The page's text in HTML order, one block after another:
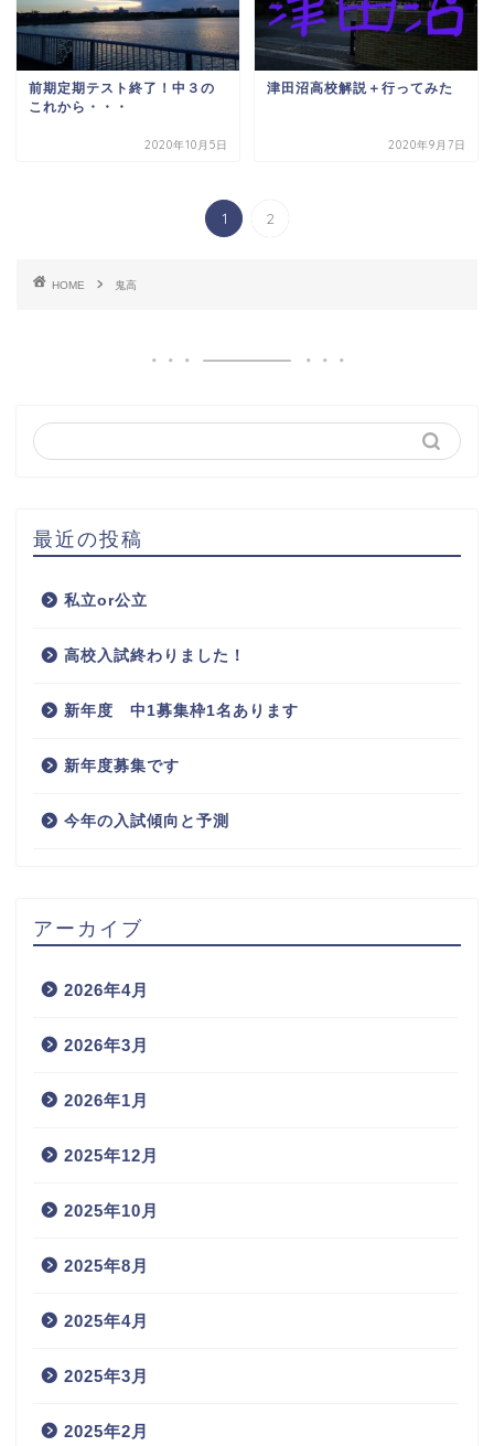
前期定期テスト終了！中３の
これから・・・
2020年10月5日
津田沼高校解説＋行ってみた
2020年9月7日
1 2
HOME 鬼高
最近の投稿
私立or公立
高校入試終わりました！
新年度 中1募集枠1名あります
新年度募集です
今年の入試傾向と予測
アーカイブ
2026年4月
2026年3月
2026年1月
2025年12月
2025年10月
2025年8月
2025年4月
2025年3月
2025年2月